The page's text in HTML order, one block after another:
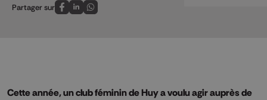
Partager sur
Partagez sur FaceBook
Partagez sur LinkedIn
Partagez sur Whatsapp
Cette année, un club féminin de Huy a voulu agir auprès de